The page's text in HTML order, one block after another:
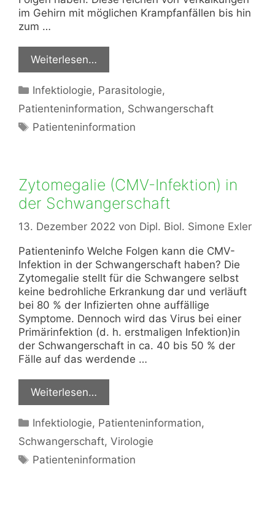
im Gehirn mit möglichen Krampfanfällen bis hin
zum …
Weiterlesen…
Kategorien
Infektiologie, Parasitologie,
Patienteninformation, Schwangerschaft
Schlagwörter
Patienteninformation
Zytomegalie (CMV-Infektion) in
der Schwangerschaft
13. Dezember 2022 von Dipl. Biol. Simone Exler
Patienteninfo Welche Folgen kann die CMV-
Infektion in der Schwangerschaft haben? Die
Zytomegalie stellt für die Schwangere selbst
keine bedrohliche Erkrankung dar und verläuft
bei 80 % der Infizierten ohne auffällige
Symptome. Dennoch wird das Virus bei einer
Primärinfektion (d. h. erstmaligen Infektion)in
der Schwangerschaft in ca. 40 bis 50 % der
Fälle auf das werdende …
Weiterlesen…
Kategorien
Infektiologie, Patienteninformation,
Schwangerschaft, Virologie
Schlagwörter
Patienteninformation